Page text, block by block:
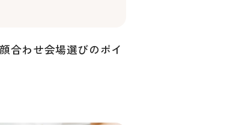
合わせ会場選びのポイ